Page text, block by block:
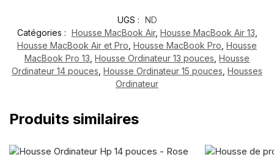
UGS : ND
Catégories : Housse MacBook Air, Housse MacBook Air 13
Housse MacBook Air et Pro Housse MacBook Pro Housse
MacBook Pro 13 Housse Ordinateur 13 pouces Housse
Ordinateur 14 pouces Housse Ordinateur 15 pouces Housses
Ordinateur
Produits similaires